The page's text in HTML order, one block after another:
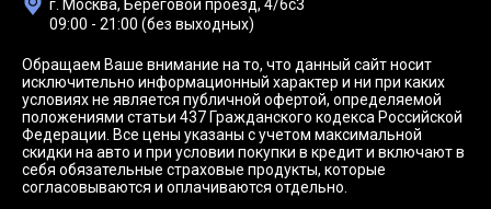
г. Москва, Береговой проезд, 4/6с3
09:00 - 21:00 (без выходных)
Обращаем Ваше внимание на то, что данный сайт носит
исключительно информационный характер и ни при каких
условиях не является публичной офертой, определяемой
положениями статьи 437 Гражданского кодекса Российской
Федерации. Все цены указаны с учетом максимальной
скидки на авто и при условии покупки в кредит и включают в
себя обязательные страховые продукты, которые
согласовываются и оплачиваются отдельно.